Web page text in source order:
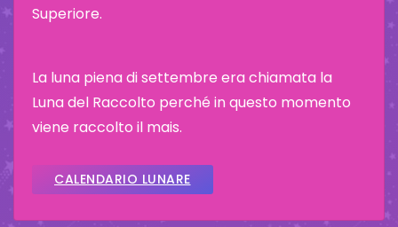
Superiore.
La luna piena di settembre era chiamata la
Luna del Raccolto perché in questo momento
viene raccolto il mais.
CALENDARIO LUNARE